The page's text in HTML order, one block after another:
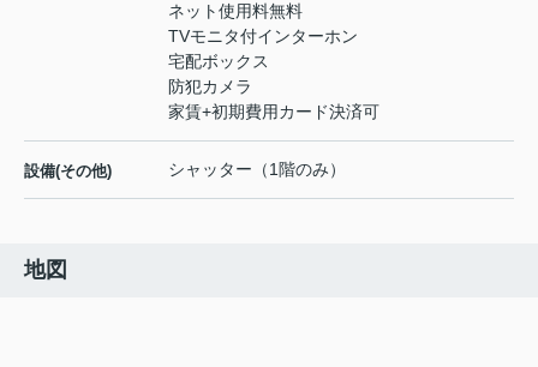
ネット使用料無料
TVモニタ付インターホン
宅配ボックス
防犯カメラ
家賃+初期費用カード決済可
設備(その他) シャッター（1階のみ）
地図